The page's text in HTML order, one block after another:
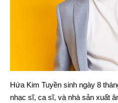
Hứa Kim Tuyền sinh ngày 8
nhạc sĩ, ca sĩ, và nhà sản xuất